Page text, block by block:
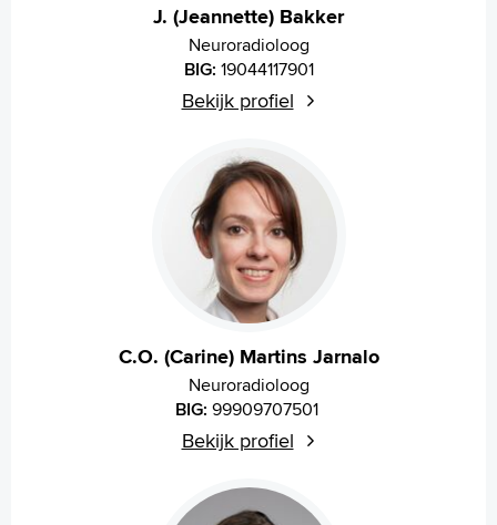
J. (Jeannette) Bakker
Neuroradioloog
BIG: 19044117901
Bekijk profiel
C.O. (Carine) Martins Jarnalo
Neuroradioloog
BIG: 99909707501
Bekijk profiel